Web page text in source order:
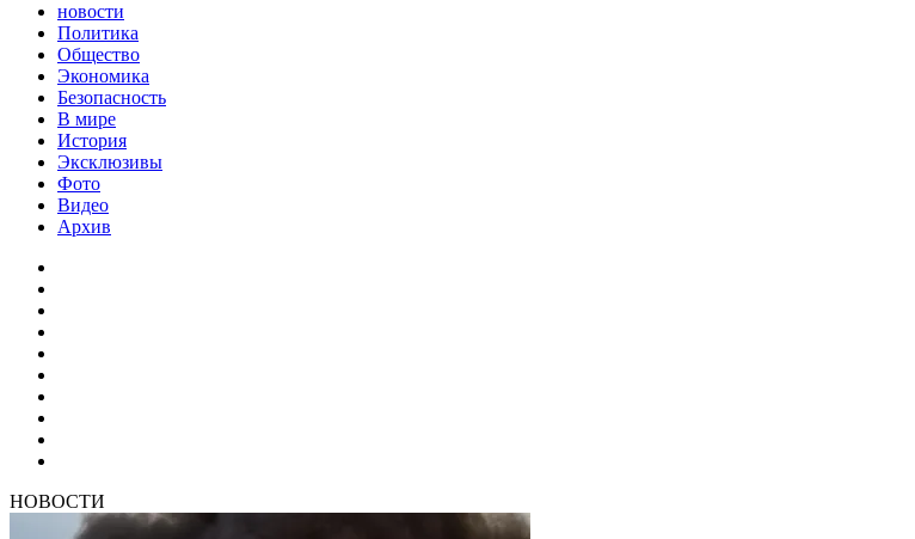
новости
Политика
Общество
Экономика
Безопасность
В мире
История
Эксклюзивы
Фото
Видео
Архив
НОВОСТИ